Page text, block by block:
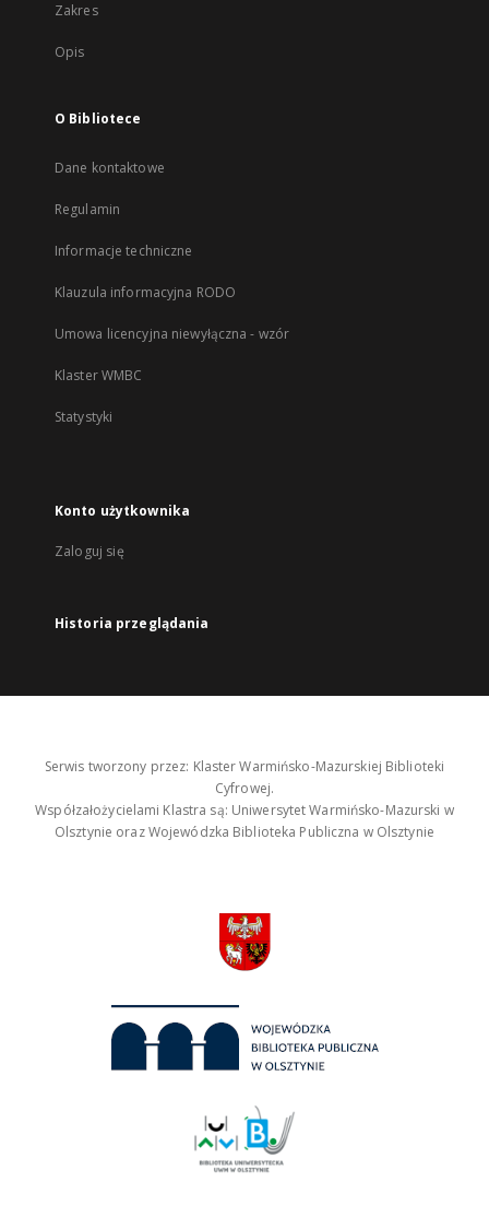
Zakres
Opis
O Bibliotece
Dane kontaktowe
Regulamin
Informacje techniczne
Klauzula informacyjna RODO
Umowa licencyjna niewyłączna - wzór
Klaster WMBC
Statystyki
Konto użytkownika
Zaloguj się
Historia przeglądania
Serwis tworzony przez: Klaster Warmińsko-Mazurskiej Biblioteki
Cyfrowej.
Współzałożycielami Klastra są: Uniwersytet Warmińsko-Mazurski w
Olsztynie oraz Wojewódzka Biblioteka Publiczna w Olsztynie